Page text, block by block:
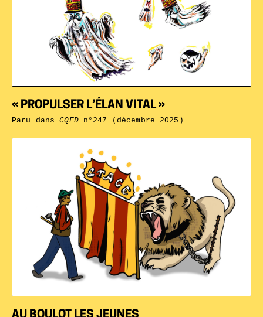
« PROPULSER L’ÉLAN VITAL »
Paru dansCQFDn°247 (décembre 2025)